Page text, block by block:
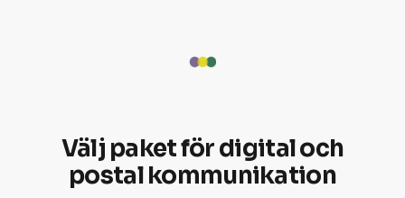
Välj paket för digital och
postal kommunikation